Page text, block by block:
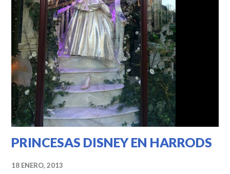
PRINCESAS DISNEY EN HARRODS
18 ENERO, 2013